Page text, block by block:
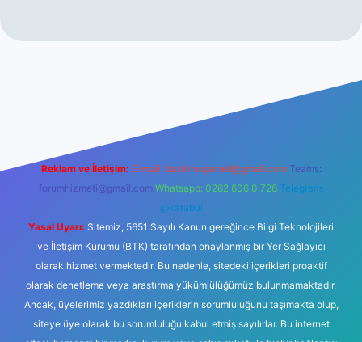
Reklam ve İletişim: E-mail: backlinkpaneli@gmail.com Teams:
forumhizmeti@gmail.com Whatsapp: 0262 606 0 726 Telegram:
@karabul
Yasal Uyarı: Sitemiz, 5651 Sayılı Kanun gereğince Bilgi Teknolojileri
ve İletişim Kurumu (BTK) tarafından onaylanmış bir Yer Sağlayıcı
olarak hizmet vermektedir. Bu nedenle, sitedeki içerikleri proaktif
olarak denetleme veya araştırma yükümlülüğümüz bulunmamaktadır.
Ancak, üyelerimiz yazdıkları içeriklerin sorumluluğunu taşımakta olup,
siteye üye olarak bu sorumluluğu kabul etmiş sayılırlar. Bu internet